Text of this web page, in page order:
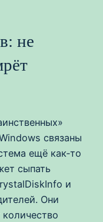
не
связаны
ещё как‑то
сыпать
и
Они
количество